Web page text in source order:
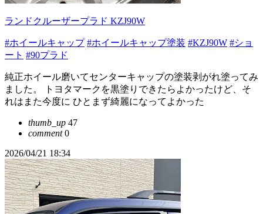
ランドクルーザープラド KZJ90W
#ホイールキャップ #ホイールキャップ塗装 #KZJ90W #ショ
ート #90プラド
純正ホイール磨いてセンターキャップの塗装剥がれ塗ってみ
ました。 トヨタマークを黒塗りできたらよかったけど、そ
れはまた今度に ひとまず綺麗になってよかった
thumb_up 47
comment0
2026/04/21 18:34